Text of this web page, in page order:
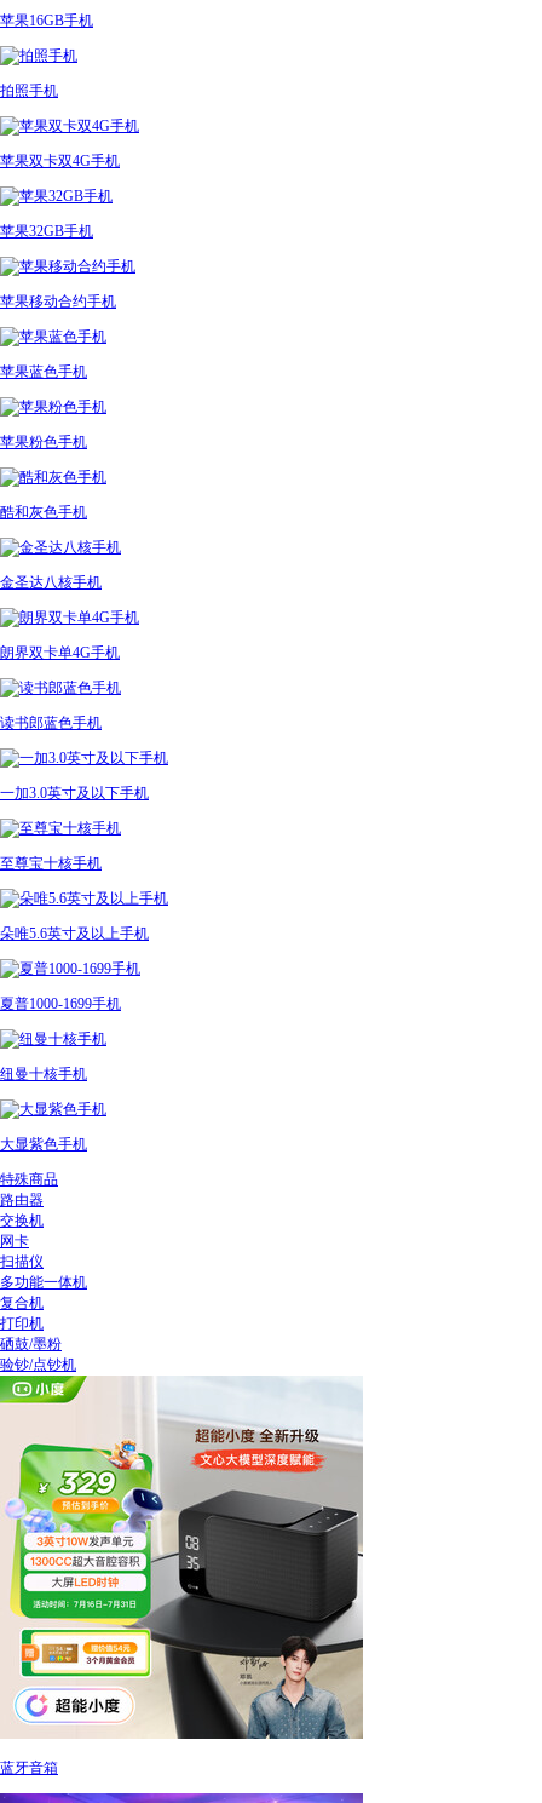
苹果16GB手机
拍照手机
苹果双卡双4G手机
苹果32GB手机
苹果移动合约手机
苹果蓝色手机
苹果粉色手机
酷和灰色手机
金圣达八核手机
朗界双卡单4G手机
读书郎蓝色手机
一加3.0英寸及以下手机
至尊宝十核手机
朵唯5.6英寸及以上手机
夏普1000-1699手机
纽曼十核手机
大显紫色手机
特殊商品
路由器
交换机
网卡
扫描仪
多功能一体机
复合机
打印机
硒鼓/墨粉
验钞/点钞机
蓝牙音箱